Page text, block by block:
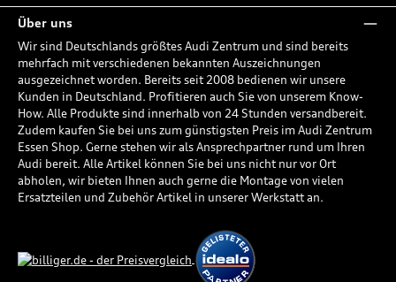
Über uns
Wir sind Deutschlands größtes Audi Zentrum und sind bereits
mehrfach mit verschiedenen bekannten Auszeichnungen
ausgezeichnet worden. Bereits seit 2008 bedienen wir unsere
Kunden in Deutschland. Profitieren auch Sie von unserem Know-
How. Alle Produkte sind innerhalb von 24 Stunden versandbereit.
Zudem kaufen Sie bei uns zum günstigsten Preis im Audi Zentrum
Essen Shop. Gerne stehen wir als Ansprechpartner rund um Ihren
Audi bereit. Alle Artikel können Sie bei uns nicht nur vor Ort
abholen, wir bieten Ihnen auch gerne die Montage von vielen
Ersatzteilen und Zubehör Artikel in unserer Werkstatt an.